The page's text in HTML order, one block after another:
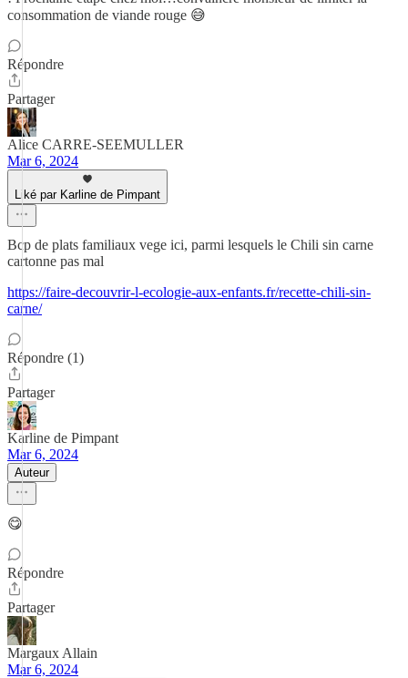
consommation de viande rouge 😅
Répondre
Partager
Alice CARRE-SEEMULLER
Mar 6, 2024
Liké par Karline de Pimpant
Bcp de plats familiaux vege ici, parmi lesquels le Chili sin carne
cartonne pas mal
https://faire-decouvrir-l-ecologie-aux-enfants.fr/recette-chili-sin-
carne/
Répondre (1)
Partager
Karline de Pimpant
Mar 6, 2024
Auteur
😋
Répondre
Partager
Margaux Allain
Mar 6, 2024